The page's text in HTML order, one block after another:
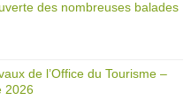
des nombreuses balades
de l’Office du Tourisme –
2026